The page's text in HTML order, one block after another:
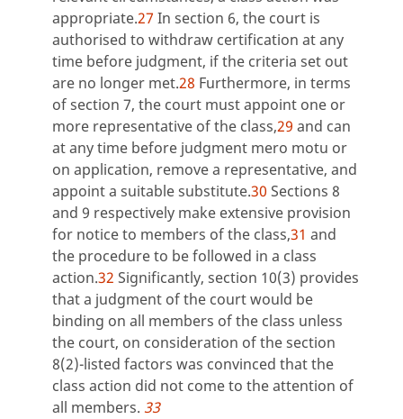
appropriate.27 In section 6, the court is
authorised to withdraw certification at any
time before judgment, if the criteria set out
are no longer met.28 Furthermore, in terms
of section 7, the court must appoint one or
more representative of the class,29 and can
at any time before judgment mero motu or
on application, remove a representative, and
appoint a suitable substitute.30 Sections 8
and 9 respectively make extensive provision
for notice to members of the class,31 and
the procedure to be followed in a class
action.32 Significantly, section 10(3) provides
that a judgment of the court would be
binding on all members of the class unless
the court, on consideration of the section
8(2)-listed factors was convinced that the
class action did not come to the attention of
all members. 33